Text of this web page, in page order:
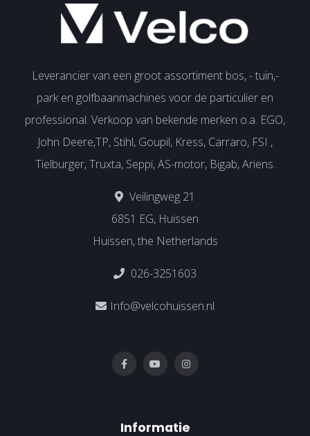
Leverancier van een groot assortiment bos, - tuin,-
park en golfbaanmachines voor de particulier en
professional. Verkoop van bekende merken o.a. EGO,
John Deere,TP, Stihl, Goupil, Kress, Carraro, FSI ,
Tielburger, Truxta, Seppi, AS-motor, Bigab, Ariens.
Veilingweg 21
6851 EG, Huissen
Huissen, the Netherlands
026-3251603
Info@velcohuissen.nl
Informatie